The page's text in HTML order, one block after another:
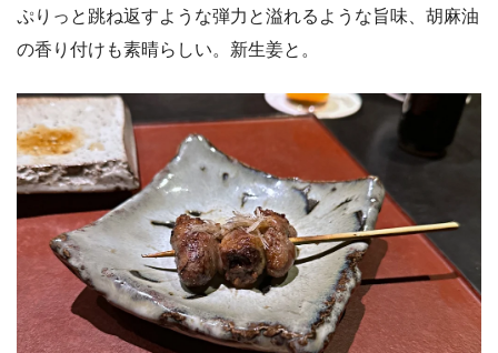
ぷりっと跳ね返すような弾力と溢れるような旨味、胡麻油
の香り付けも素晴らしい。新生姜と。